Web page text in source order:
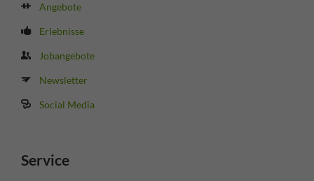
Angebote
Erlebnisse
Jobangebote
Newsletter
Social Media
Service